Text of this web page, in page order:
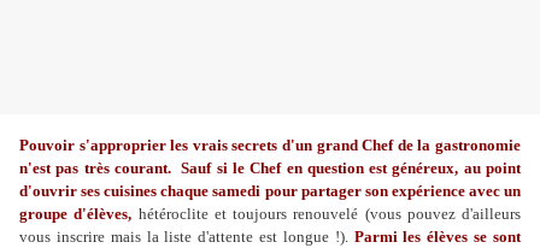
Pouvoir s'approprier les vrais secrets d'un grand Chef de la gastronomie
n'est pas très courant. Sauf si le Chef en question est généreux, au point
d'ouvrir ses cuisines chaque samedi pour partager son expérience avec un
groupe d'élèves, hétéroclite et toujours renouvelé (vous pouvez d'ailleurs
vous inscrire mais la liste d'attente est longue !). Parmi les élèves se sont